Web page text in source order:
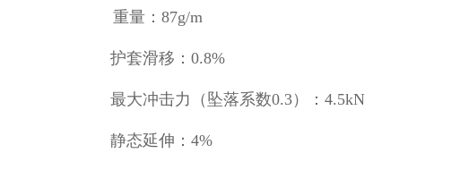
重量： 87g/m
护套滑移： 0.8%
最大冲击力（坠落系数0.3）： 4.5kN
静态延伸： 4%